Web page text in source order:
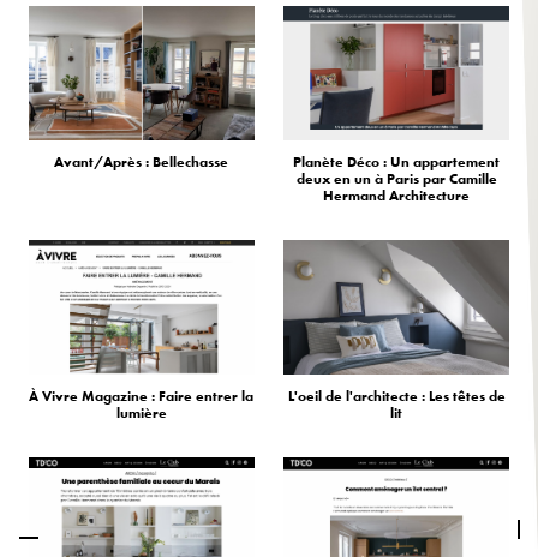
Avant/Après : Bellechasse
Planète Déco : Un appartement
deux en un à Paris par Camille
Hermand Architecture
À Vivre Magazine : Faire entrer la
lumière
L'oeil de l'architecte : Les têtes de
lit